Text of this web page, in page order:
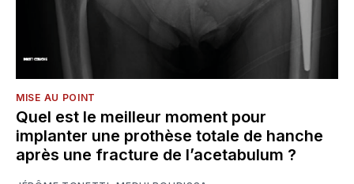
MISE AU POINT
Quel est le meilleur moment pour
implanter une prothèse totale de hanche
après une fracture de l’acetabulum ?